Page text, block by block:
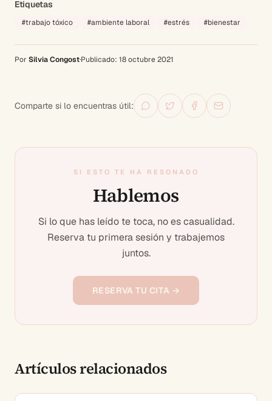
Etiquetas
#trabajo tóxico #ambiente laboral #estrés #bienestar
Por Silvia Congost·Publicado: 18 octubre 2021
Comparte si lo encuentras útil:
SI ESTO TE HA RESONADO
Hablemos
Si lo que has leído te toca, no es casualidad.
Reserva tu primera sesión y trabajemos
juntos.
RESERVA TU CITA →
Artículos relacionados